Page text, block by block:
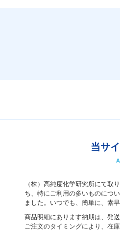
当サ
（株）高純度化学研究所にて取
ち、特にご利用の多いものにつ
ました。いつでも、簡単に、素
商品明細にあります納期は、発
ご注文のタイミングにより、在